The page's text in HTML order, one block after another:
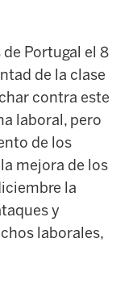
Portugal el 8
de la clase
contra este
laboral, pero
de los
mejora de los
la
y
laborales,